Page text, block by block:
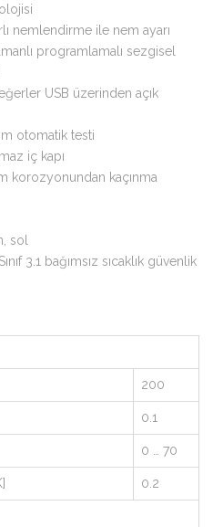
nemlendirme ile nem ayarı
programlamalı sezgisel
USB üzerinden açık
otomatik testi
iç kapı
korozyonundan kaçınma
sol
3.1 bağımsız sıcaklık güvenlik
200
0.1
0 … 70
0.2